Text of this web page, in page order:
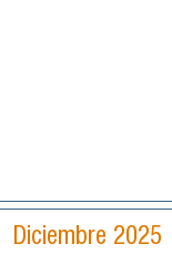
Diciembre 2025